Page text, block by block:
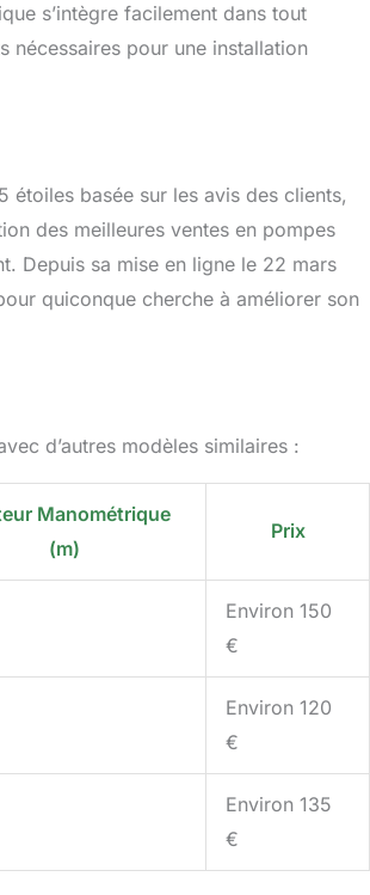
s’intègre facilement dans tout
nécessaires pour une installation
étoiles basée sur les avis des clients,
des meilleures ventes en pompes
Depuis sa mise en ligne le 22 mars
quiconque cherche à améliorer son
d’autres modèles similaires :
Manométrique
(m)
Prix
Environ 150
€
Environ 120
€
Environ 135
€